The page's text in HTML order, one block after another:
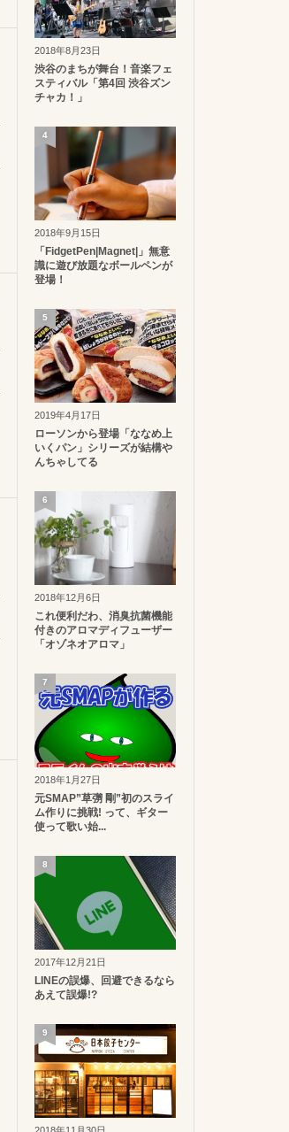
2018年8月23日
渋谷のまちが舞台！音楽フェ
スティバル「第4回 渋谷ズン
チャカ！」
2018年9月15日
「FidgetPen|Magnet|」無意
識に遊び放題なボールペンが
登場！
4
2019年4月17日
ローソンから登場「ななめ上
いくパン」シリーズが結構や
んちゃしてる
5
2018年12月6日
これ便利だわ、消臭抗菌機能
付きのアロマディフューザー
「オゾネオアロマ」
6
2018年1月27日
元SMAP”草彅 剛”初のスライ
ム作りに挑戦! って、ギター
使って歌い始...
7
2017年12月21日
LINEの誤爆、回避できるなら
あえて誤爆!?
8
9